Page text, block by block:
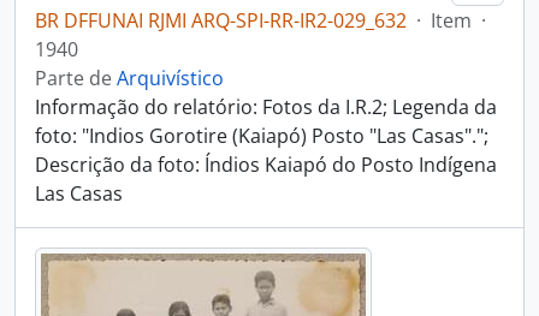
BR DFFUNAI RJMI ARQ-SPI-RR-IR2-029_632 · Item ·
1940
Parte deArquivístico
Informação do relatório: Fotos da I.R.2; Legenda da
foto: "Indios Gorotire (Kaiapó) Posto "Las Casas".";
Descrição da foto: Índios Kaiapó do Posto Indígena
Las Casas